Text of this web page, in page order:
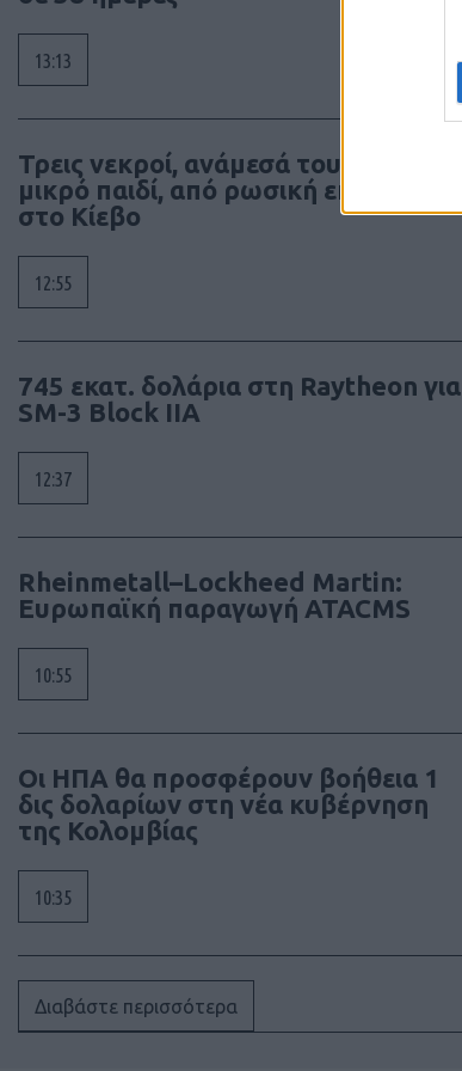
13:13
Τρεις νεκροί, ανάμεσά τους ένα
μικρό παιδί, από ρωσική επίθεση
στο Κίεβο
12:55
745 εκατ. δολάρια στη Raytheon για
SM-3 Block IIA
12:37
Rheinmetall–Lockheed Martin:
Ευρωπαϊκή παραγωγή ATACMS
10:55
Οι ΗΠΑ θα προσφέρουν βοήθεια 1
δις δολαρίων στη νέα κυβέρνηση
της Κολομβίας
10:35
Διαβάστε περισσότερα